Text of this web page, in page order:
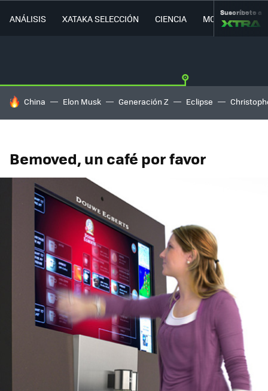
ANÁLISIS XATAKA SELECCIÓN CIENCIA MOVILIDAD
Suscríbete a
HOY SE HABLA DE
China Elon Musk Generación Z Eclipse
Bemoved, un café por favor